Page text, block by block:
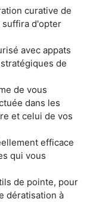
curative de
suffira d'opter
avec appats
de
de vous
dans les
et celui de vos
efficace
qui vous
de pointe, pour
dératisation à